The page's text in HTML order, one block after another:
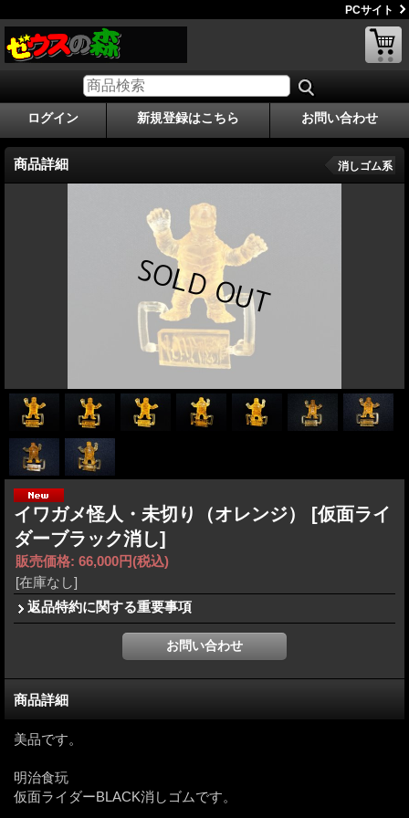
PCサイト
ログイン 新規登録はこちら お問い合わせ
商品詳細 消しゴム系
イワガメ怪人・未切り（オレンジ） [仮面ライ
ダーブラック消し]
販売価格: 66,000円(税込)
[在庫なし]
返品特約に関する重要事項
商品詳細
美品です。
明治食玩
仮面ライダーBLACK消しゴムです。